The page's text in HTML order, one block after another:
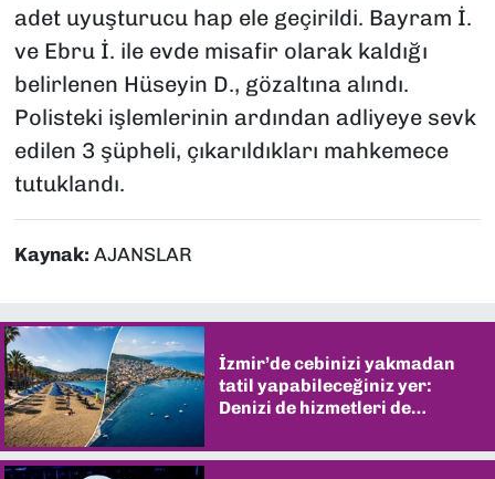
adet uyuşturucu hap ele geçirildi. Bayram İ.
ve Ebru İ. ile evde misafir olarak kaldığı
belirlenen Hüseyin D., gözaltına alındı.
Polisteki işlemlerinin ardından adliyeye sevk
edilen 3 şüpheli, çıkarıldıkları mahkemece
tutuklandı.
Kaynak: AJANSLAR
İzmir’de cebinizi yakmadan
tatil yapabileceğiniz yer:
Denizi de hizmetleri de